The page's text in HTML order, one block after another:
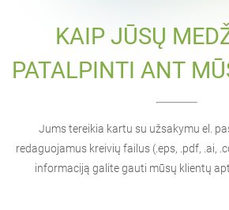
KAIP JŪSŲ
PATALPINTI ANT
Jums tereikia kartu su užsakymu el.
redaguojamus kreivių failus (.eps, .pdf, .ai,
informaciją galite gauti mūsų klientų